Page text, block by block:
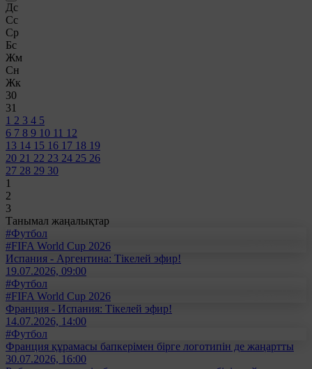
Дс
Сс
Ср
Бс
Жм
Сн
Жк
30
31
1 2 3 4 5
6 7 8 9 10 11 12
13 14 15 16 17 18 19
20 21 22 23 24 25 26
27 28 29 30
1
2
3
Танымал жаңалықтар
#Футбол
#FIFA World Cup 2026
Испания - Аргентина: Тікелей эфир!
19.07.2026, 09:00
#Футбол
#FIFA World Cup 2026
Франция - Испания: Тікелей эфир!
14.07.2026, 14:00
#Футбол
Франция құрамасы бапкерімен бірге логотипін де жаңартты
30.07.2026, 16:00